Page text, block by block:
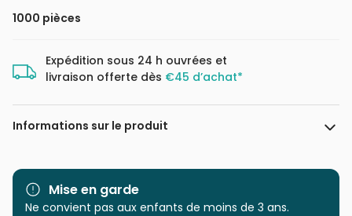
1000 pièces
Expédition sous 24 h ouvrées et
livraison offerte dès €45 d’achat*
Informations sur le produit
Marque Schmidt Spiele
Catégorie Puzzles - Rétros et Nostalgie
Mise en garde
Ne convient pas aux enfants de moins de 3 ans.